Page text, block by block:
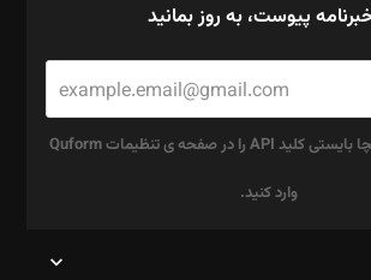
پیوست، به روز بمانید
برای استفاده از ریکپچا بایستی کلید API را در صفحه ی تنظیمات Quform
وارد کنید.